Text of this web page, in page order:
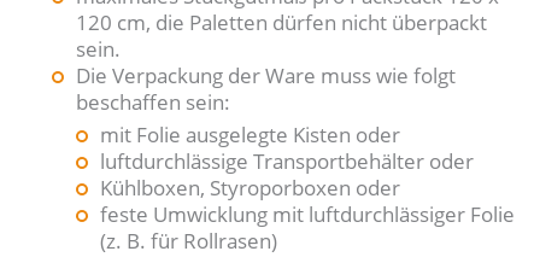
120 cm, die Paletten dürfen nicht überpackt
sein.
Die Verpackung der Ware muss wie folgt
beschaffen sein:
mit Folie ausgelegte Kisten oder
luftdurchlässige Transportbehälter oder
Kühlboxen, Styroporboxen oder
feste Umwicklung mit luftdurchlässiger Folie
(z. B. für Rollrasen)